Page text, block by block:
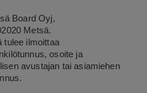
Board Oyj,
Metsä.
tulee ilmoittaa
osoite ja
avustajan tai asiamiehen